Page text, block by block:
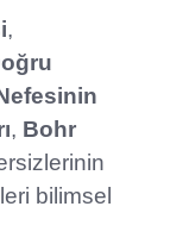
,
, Bohr
bilimsel